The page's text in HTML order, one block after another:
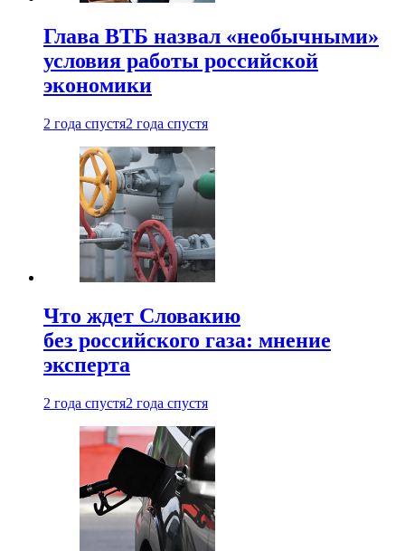
Глава ВТБ назвал «необычными»
условия работы российской
экономики
2 года спустя2 года спустя
Что ждет Словакию
без российского газа: мнение
эксперта
2 года спустя2 года спустя